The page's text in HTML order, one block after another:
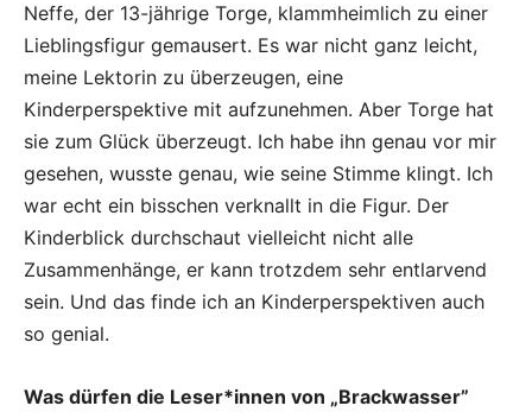
Neffe, der 13-jährige Torge, klammheimlich zu einer
Lieblingsfigur gemausert. Es war nicht ganz leicht,
meine Lektorin zu überzeugen, eine
Kinderperspektive mit aufzunehmen. Aber Torge hat
sie zum Glück überzeugt. Ich habe ihn genau vor mir
gesehen, wusste genau, wie seine Stimme klingt. Ich
war echt ein bisschen verknallt in die Figur. Der
Kinderblick durchschaut vielleicht nicht alle
Zusammenhänge, er kann trotzdem sehr entlarvend
sein. Und das finde ich an Kinderperspektiven auch
so genial.
Was dürfen die Leser*innen von „Brackwasser”